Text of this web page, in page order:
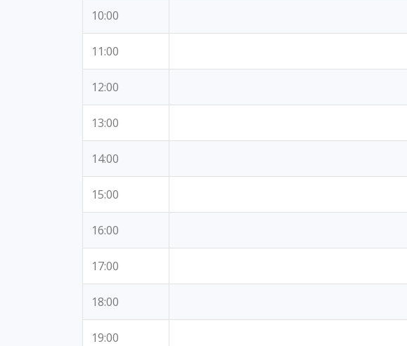
10:00
11:00
12:00
13:00
14:00
15:00
16:00
17:00
18:00
19:00